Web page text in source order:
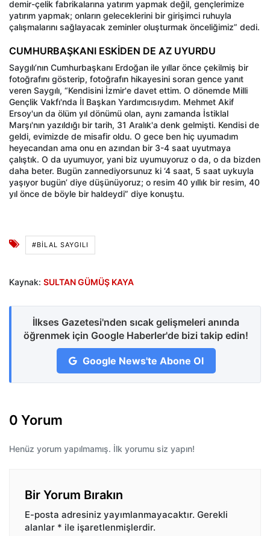
demir-çelik fabrikalarına yatırım yapmak değil, gençlerimize
yatırım yapmak; onların geleceklerini bir girişimci ruhuyla
çalışmalarını sağlayacak zeminler oluşturmak önceliğimiz” dedi.
CUMHURBAŞKANI ESKİDEN DE AZ UYURDU
Saygılı’nın Cumhurbaşkanı Erdoğan ile yıllar önce çekilmiş bir
fotoğrafını gösterip, fotoğrafın hikayesini soran gence yanıt
veren Saygılı, “Kendisini İzmir'e davet ettim. O dönemde Milli
Gençlik Vakfı'nda İl Başkan Yardımcısıydım. Mehmet Akif
Ersoy'un da ölüm yıl dönümü olan, aynı zamanda İstiklal
Marşı'nın yazıldığı bir tarih, 31 Aralık'a denk gelmişti. Kendisi de
geldi, evimizde de misafir oldu. O gece ben hiç uyumadım
heyecandan ama onu en azından bir 3-4 saat uyutmaya
çalıştık. O da uyumuyor, yani biz uyumuyoruz o da, o da bizden
daha beter. Bugün zannediyorsunuz ki ‘4 saat, 5 saat uykuyla
yaşıyor bugün’ diye düşünüyoruz; o resim 40 yıllık bir resim, 40
yıl önce de böyle bir haldeydi” diye konuştu.
#BİLAL SAYGILI
Kaynak: SULTAN GÜMÜŞ KAYA
İlkses Gazetesi'nden sıcak gelişmeleri anında
öğrenmek için Google Haberler'de bizi takip edin!
Google News'te Abone Ol
0 Yorum
Henüz yorum yapılmamış. İlk yorumu siz yapın!
Bir Yorum Bırakın
E-posta adresiniz yayımlanmayacaktır. Gerekli
alanlar * ile işaretlenmişlerdir.